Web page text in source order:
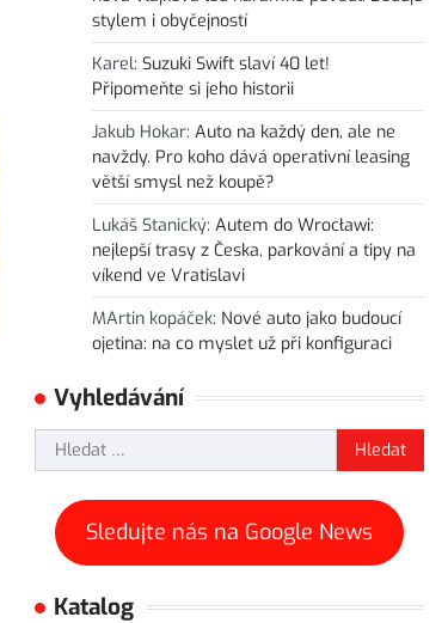
stylem i obyčejností
Karel: Suzuki Swift slaví 40 let!
Připomeňte si jeho historii
Jakub Hokar: Auto na každý den, ale ne
navždy. Pro koho dává operativní leasing
větší smysl než koupě?
Lukáš Stanický: Autem do Wrocławi:
nejlepší trasy z Česka, parkování a tipy na
víkend ve Vratislavi
MArtin kopáček: Nové auto jako budoucí
ojetina: na co myslet už při konfiguraci
Vyhledávání
Vyhledávání
Sledujte nás na Google News
Katalog